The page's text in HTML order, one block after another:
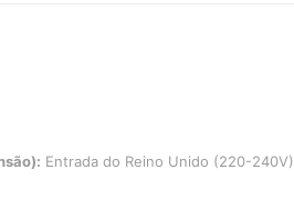
do Reino Unido (220-240V)
Entrada do Reino Unido (220-240V)